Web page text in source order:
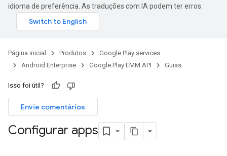
idioma de preferência. As traduções com IA podem ter erros.
Página inicial Produtos
Google Play services
Android Enterprise
Google Play EMM API Guias
Isso foi útil?
Envie comentários
Configurar apps